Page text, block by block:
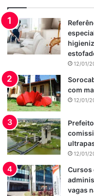
12/01/
com
12/01/
12/01/
Cursos
vagas